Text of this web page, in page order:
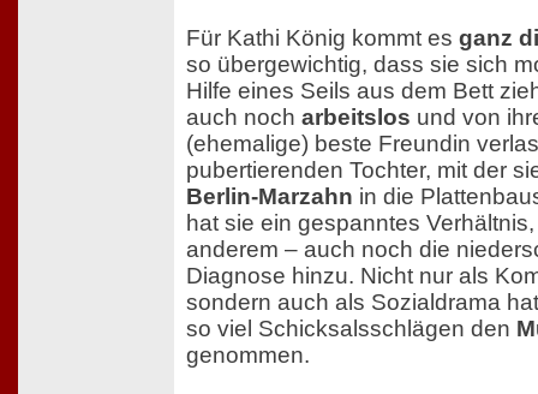
Für Kathi König kommt es ganz
so übergewichtig, dass sie sich
Hilfe eines Seils aus dem Bett
auch noch arbeitslos und von
(ehemalige) beste Freundin
pubertierenden Tochter, mit der
Berlin-Marzahn in die
hat sie ein gespanntes
anderem – auch noch die
Diagnose hinzu. Nicht nur als
sondern auch als Sozialdrama
so viel Schicksalsschlägen den
genommen.